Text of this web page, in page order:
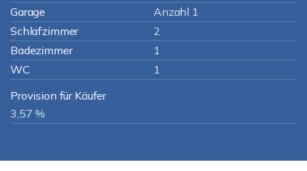
Garage
Anzahl 1
Schlafzimmer
2
Badezimmer
1
WC
1
Provision für Käufer
3,57 %